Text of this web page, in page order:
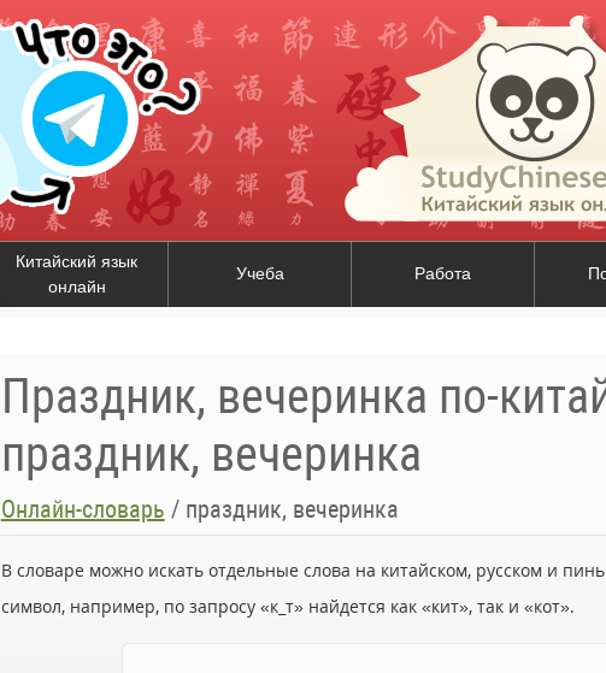
Китайский язык
онлайн
Учеба Работа
Праздник, вечеринка по-
праздник, вечеринка
Онлайн-словарь / праздник, вечеринка
В словаре можно искать отдельные слова на китайском, русском и
символ, например, по запросу «к_т» найдется как «кит», так и «кот».